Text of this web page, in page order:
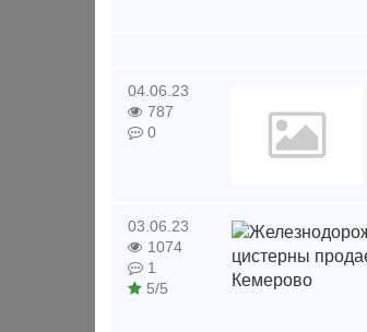
04.06.23
787
0
03.06.23
1074
1
5/5